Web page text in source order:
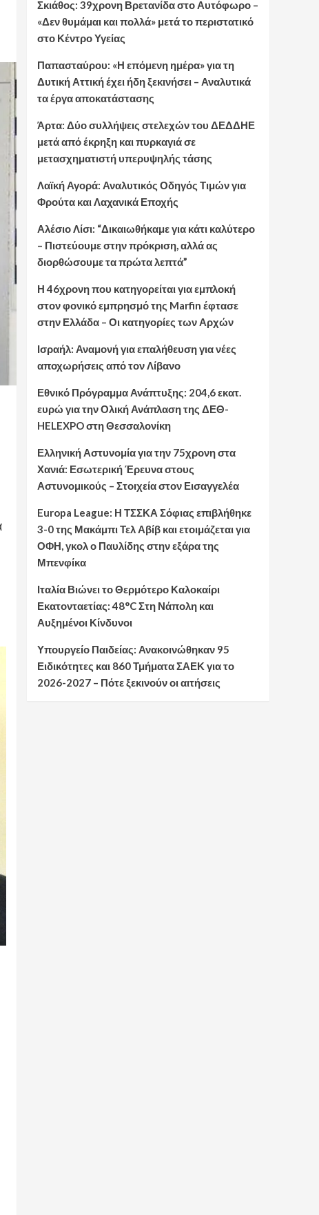
Σκιάθος: 39χρονη Βρετανίδα στο Αυτόφωρο –
«Δεν θυμάμαι και πολλά» μετά το περιστατικό
στο Κέντρο Υγείας
Παπασταύρου: «Η επόμενη ημέρα» για τη
Δυτική Αττική έχει ήδη ξεκινήσει – Αναλυτικά
τα έργα αποκατάστασης
Άρτα: Δύο συλλήψεις στελεχών του ΔΕΔΔΗΕ
μετά από έκρηξη και πυρκαγιά σε
μετασχηματιστή υπερυψηλής τάσης
Λαϊκή Αγορά: Αναλυτικός Οδηγός Τιμών για
Φρούτα και Λαχανικά Εποχής
Αλέσιο Λίσι: “Δικαιωθήκαμε για κάτι καλύτερο
– Πιστεύουμε στην πρόκριση, αλλά ας
διορθώσουμε τα πρώτα λεπτά”
Η 46χρονη που κατηγορείται για εμπλοκή
στον φονικό εμπρησμό της Marfin έφτασε
στην Ελλάδα – Οι κατηγορίες των Αρχών
Ισραήλ: Αναμονή για επαλήθευση για νέες
αποχωρήσεις από τον Λίβανο
Εθνικό Πρόγραμμα Ανάπτυξης: 204,6 εκατ.
ευρώ για την Ολική Ανάπλαση της ΔΕΘ-
HELEXPO στη Θεσσαλονίκη
Ελληνική Αστυνομία για την 75χρονη στα
Χανιά: Εσωτερική Έρευνα στους
Αστυνομικούς – Στοιχεία στον Εισαγγελέα
Europa League: Η ΤΣΣΚΑ Σόφιας επιβλήθηκε
3-0 της Μακάμπι Τελ Αβίβ και ετοιμάζεται για
ΟΦΗ, γκολ ο Παυλίδης στην εξάρα της
Μπενφίκα
Ιταλία Βιώνει το Θερμότερο Καλοκαίρι
Εκατονταετίας: 48°C Στη Νάπολη και
Αυξημένοι Κίνδυνοι
Υπουργείο Παιδείας: Ανακοινώθηκαν 95
Ειδικότητες και 860 Τμήματα ΣΑΕΚ για το
2026-2027 – Πότε ξεκινούν οι αιτήσεις